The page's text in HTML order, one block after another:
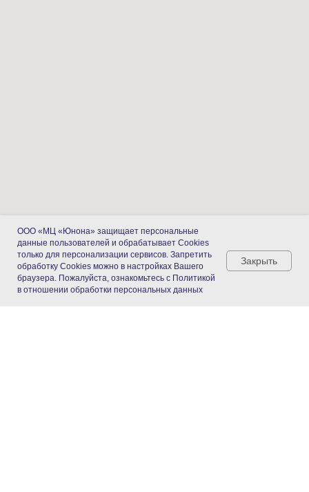
ООО «МЦ «Юнона» защищает персональные
данные пользователей и обрабатывает Cookies
только для персонализации сервисов. Запретить
обработку Cookies можно в настройках Вашего
браузера. Пожалуйста, ознакомьтесь с Политикой
в отношении обработки персональных данных
Закрыть